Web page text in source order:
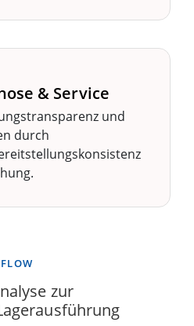
& Service
und
durch
zur